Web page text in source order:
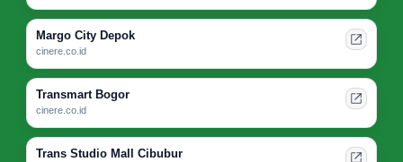
Margo City Depok
cinere.co.id
Transmart Bogor
cinere.co.id
Trans Studio Mall Cibubur